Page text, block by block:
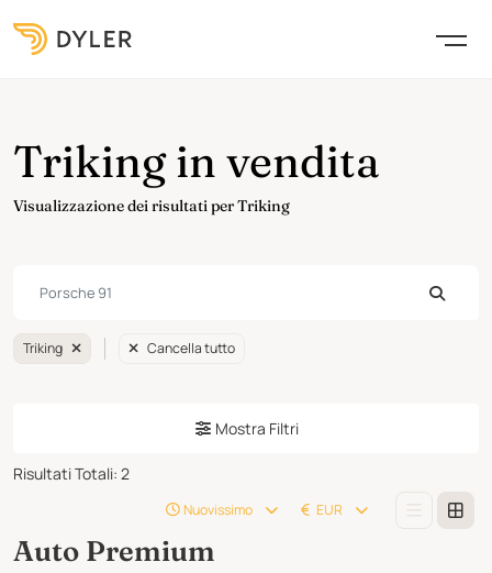
Triking in vendita
Visualizzazione dei risultati per Triking
Triking Cancella tutto
Mostra Filtri
Risultati Totali: 2
Nuovissimo EUR
Auto Premium